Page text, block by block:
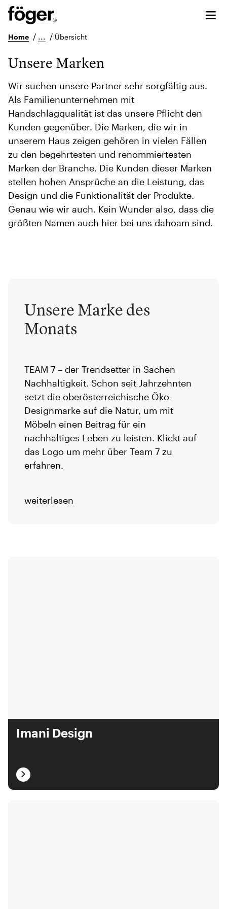
Home / ... / Übersicht
Unsere Marken
Wir suchen unsere Partner sehr sorgfältig aus.
Als Familienunternehmen mit
Handschlagqualität ist das unsere Pflicht den
Kunden gegenüber. Die Marken, die wir in
unserem Haus zeigen gehören in vielen Fällen
zu den begehrtesten und renommiertesten
Marken der Branche. Die Kunden dieser Marken
stellen hohen Ansprüche an die Leistung, das
Design und die Funktionalität der Produkte.
Genau wie wir auch. Kein Wunder also, dass die
größten Namen auch hier bei uns dahoam sind.
Unsere Marke des
Monats
TEAM 7 – der Trendsetter in Sachen
Nachhaltigkeit. Schon seit Jahrzehnten
setzt die oberösterreichische Öko-
Designmarke auf die Natur, um mit
Möbeln einen Beitrag für ein
nachhaltiges Leben zu leisten. Klickt auf
das Logo um mehr über Team 7 zu
erfahren.
weiterlesen
Imani Design